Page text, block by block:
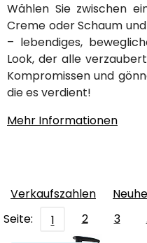
Wählen Sie zwischen
Creme oder Schaum
– lebendiges,
Look, der alle
Kompromissen und
die es verdient!
Mehr Informationen
Verkaufszahlen
Seite:
1 2 3